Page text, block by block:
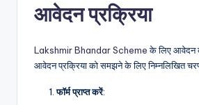
आवेदन प्रक्रिया
Lakshmir Bhandar Schemeके लिए आवेदन
आवेदन प्रक्रिया को समझने के लिए निम्नलिखित
फॉर्मप्राप्तकरें: